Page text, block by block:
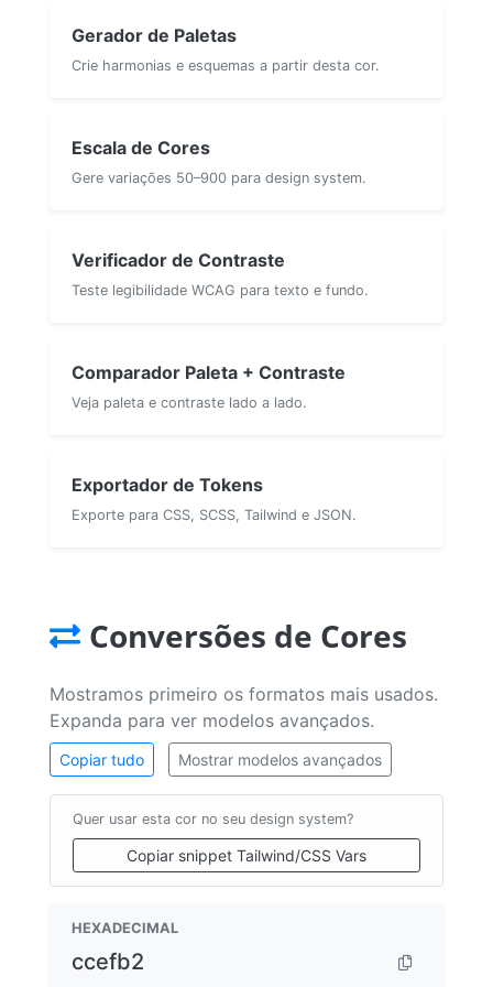
Gerador de Paletas
Crie harmonias e esquemas a partir desta cor.
Escala de Cores
Gere variações 50–900 para design system.
Verificador de Contraste
Teste legibilidade WCAG para texto e fundo.
Comparador Paleta + Contraste
Veja paleta e contraste lado a lado.
Exportador de Tokens
Exporte para CSS, SCSS, Tailwind e JSON.
Conversões de Cores
Mostramos primeiro os formatos mais usados.
Expanda para ver modelos avançados.
Copiar tudo Mostrar modelos avançados
Quer usar esta cor no seu design system?
Copiar snippet Tailwind/CSS Vars
HEXADECIMAL
ccefb2